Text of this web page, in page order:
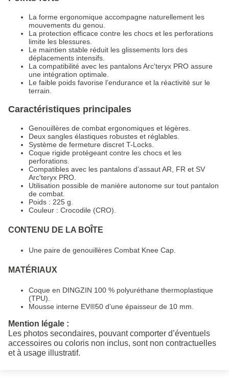
La forme ergonomique accompagne naturellement les
mouvements du genou.
La protection efficace contre les chocs et les perforations
limite les blessures.
Le maintien stable réduit les glissements lors des
déplacements intensifs.
La compatibilité avec les pantalons Arc'teryx PRO assure
une intégration optimale.
Le faible poids favorise l’endurance et la réactivité sur le
terrain.
Caractéristiques principales
Genouillères de combat ergonomiques et légères.
Deux sangles élastiques robustes et réglables.
Système de fermeture discret T-Locks.
Coque rigide protégeant contre les chocs et les
perforations.
Compatibles avec les pantalons d’assaut AR, FR et SV
Arc'teryx PRO.
Utilisation possible de manière autonome sur tout pantalon
de combat.
Poids : 225 g.
Couleur : Crocodile (CRO).
CONTENU DE LA BOÎTE
Une paire de genouillères Combat Knee Cap.
MATÉRIAUX
Coque en DINGZIN 100 % polyuréthane thermoplastique
(TPU).
Mousse interne EV®50 d’une épaisseur de 10 mm.
Mention légale :
Les photos secondaires, pouvant comporter d’éventuels
accessoires ou coloris non inclus, sont non contractuelles
et à usage illustratif.